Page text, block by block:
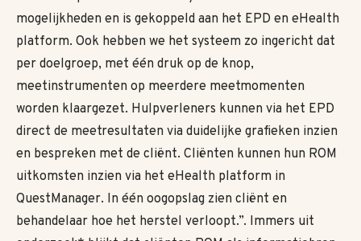
mogelijkheden en is gekoppeld aan het EPD en eHealth
platform. Ook hebben we het systeem zo ingericht dat
per doelgroep, met één druk op de knop,
meetinstrumenten op meerdere meetmomenten
worden klaargezet. Hulpverleners kunnen via het EPD
direct de meetresultaten via duidelijke grafieken inzien
en bespreken met de cliënt. Cliënten kunnen hun ROM
uitkomsten inzien via het eHealth platform in
QuestManager. In één oogopslag zien cliënt en
behandelaar hoe het herstel verloopt.”. Immers uit